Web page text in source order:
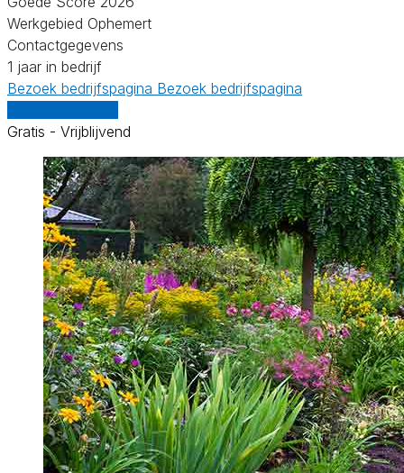
Werkgebied Ophemert
Contactgegevens
1 jaar in bedrijf
Bezoek bedrijfspagina Bezoek bedrijfspagina
Gratis - Vrijblijvend